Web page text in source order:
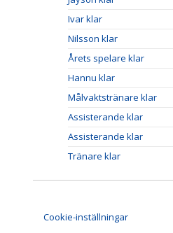
Ivar klar
Nilsson klar
Årets spelare klar
Hannu klar
Målvaktstränare klar
Assisterande klar
Assisterande klar
Tränare klar
Cookie-inställningar